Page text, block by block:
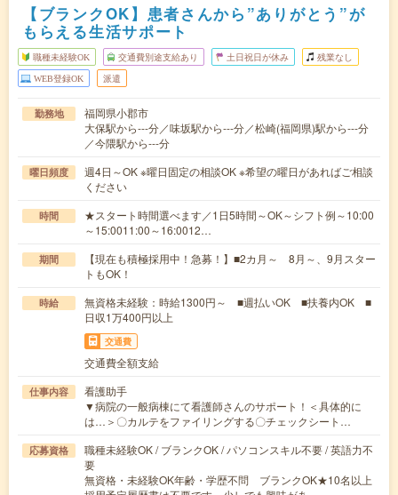
【ブランクOK】患者さんから”ありがとう”が
もらえる生活サポート
職種未経験OK 交通費別途支給あり 土日祝日が休み 残業なし
WEB登録OK 派遣
勤務地
福岡県小郡市
大保駅から---分／味坂駅から---分／松崎(福岡県)駅から---分
／今隈駅から---分
曜日頻度
週4日～OK ※曜日固定の相談OK ※希望の曜日があればご相談
ください
時間
★スタート時間選べます／1日5時間～OK～シフト例～10:00
～15:0011:00～16:0012…
期間
【現在も積極採用中！急募！】■2カ月～ 8月～、9月スター
トもOK！
時給
無資格未経験：時給1300円～ ■週払いOK ■扶養内OK ■
日収1万400円以上
交通費
交通費全額支給
仕事内容
看護助手
▼病院の一般病棟にて看護師さんのサポート！＜具体的に
は…＞〇カルテをファイリングする〇チェックシート…
応募資格
職種未経験OK / ブランクOK / パソコンスキル不要 / 英語力不
要
無資格・未経験OK年齢・学歴不問 ブランクOK★10名以上